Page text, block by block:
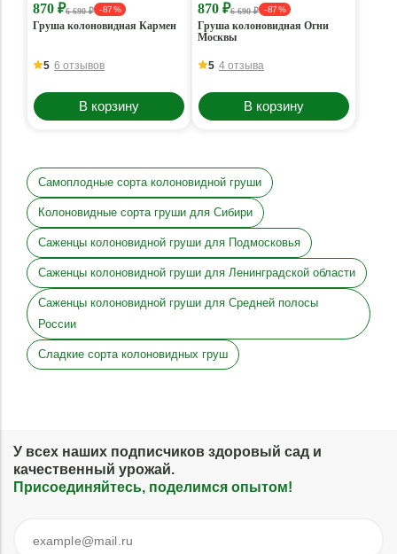
870 ₽6 690 ₽ - 87 %
Груша колоновидная Кармен
5 6 отзывов
В корзину
870 ₽6 690 ₽ - 87 %
Груша колоновидная Огни
Москвы
5 4 отзыва
В корзину
Самоплодные сорта колоновидной груши
Колоновидные сорта груши для Сибири
Саженцы колоновидной груши для Подмосковья
Саженцы колоновидной груши для Ленинградской области
Саженцы колоновидной груши для Средней полосы
России
Сладкие сорта колоновидных груш
У всех наших подписчиков здоровый сад и
качественный урожай.
Присоединяйтесь, поделимся опытом!